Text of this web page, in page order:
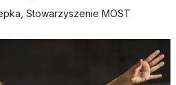
Stowarzyszenie MOST